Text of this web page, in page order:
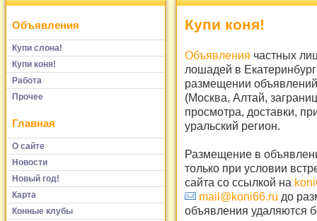
Объявления
Купи слона!
Купи коня!
Работа
Прочее
Главная
О сайте
Новости
Новый год!
Карта
Конные клубы
Купи коня!
Объявления частных
лошадей в
размещении
(Москва, Алтай,
просмотра, доставки,
уральский регион.
Размещение в
только при условии
сайта со ссылкой на
mail@koni66.ru до
объявления удаляются